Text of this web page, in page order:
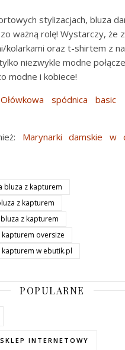
stylizacjach, bluza
ważną rolę! Wystarczy, że
kolarkami oraz t-shirtem z
niezwykle modne
modne i kobiece!
Ołówkowa spódnica basic
Marynarki damskie w
bluza z kapturem
z kapturem
z kapturem
oversize
w ebutik.pl
POPULARNE
INTERNETOWY